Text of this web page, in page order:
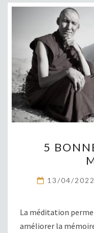
5
13/04/2022
La méditation
améliorer la